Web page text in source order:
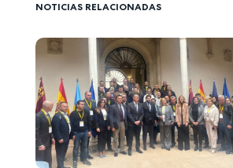
NOTICIAS RELACIONADAS